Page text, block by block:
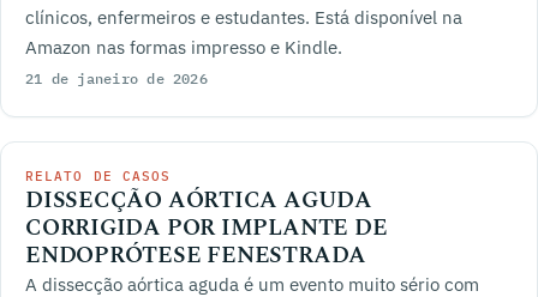
clínicos, enfermeiros e estudantes. Está disponível na
Amazon nas formas impresso e Kindle.
21 de janeiro de 2026
RELATO DE CASOS
DISSECÇÃO AÓRTICA AGUDA
CORRIGIDA POR IMPLANTE DE
ENDOPRÓTESE FENESTRADA
A dissecção aórtica aguda é um evento muito sério com